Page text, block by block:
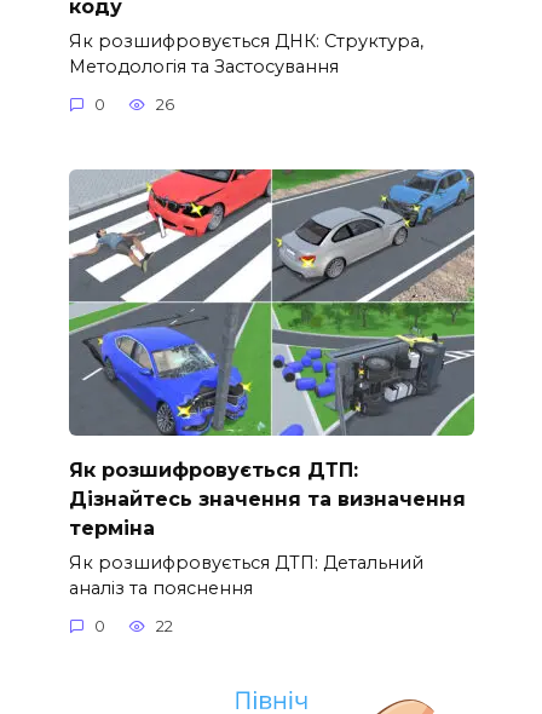
коду
Як розшифровується ДНК: Структура,
Методологія та Застосування
0 26
Як розшифровується ДТП:
Дізнайтесь значення та визначення
терміна
Як розшифровується ДТП: Детальний
аналіз та пояснення
0 22